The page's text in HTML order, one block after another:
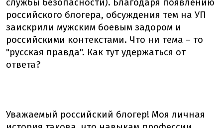
службы безопасности). Благодаря появлению
российского блогера, обсуждения тем на УП
заискрили мужским боевым задором и
российскими контекстами. Что ни тема – то
"русская правда". Как тут удержаться от
ответа?
Уважаемый российский блогер! Моя личная